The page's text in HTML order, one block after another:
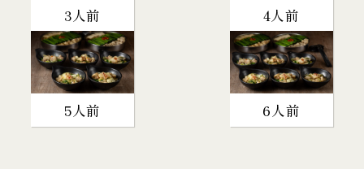
3人前 4人前
5人前 6人前